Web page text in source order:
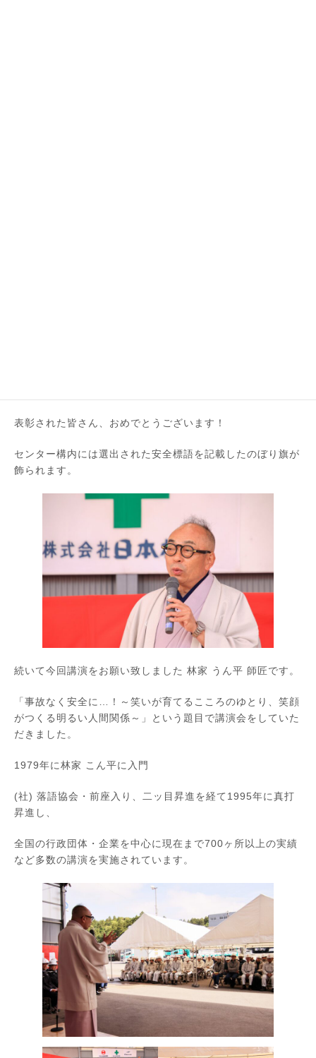
表彰された皆さん、おめでとうございます！
センター構内には選出された安全標語を記載したのぼり旗が
飾られます。
続いて今回講演をお願い致しました 林家 うん平 師匠です。
「事故なく安全に…！～笑いが育てるこころのゆとり、笑顔
がつくる明るい人間関係～」という題目で講演会をしていた
だきました。
1979年に林家 こん平に入門
(社) 落語協会・前座入り、二ッ目昇進を経て1995年に真打
昇進し、
全国の行政団体・企業を中心に現在まで700ヶ所以上の実績
など多数の講演を実施されています。